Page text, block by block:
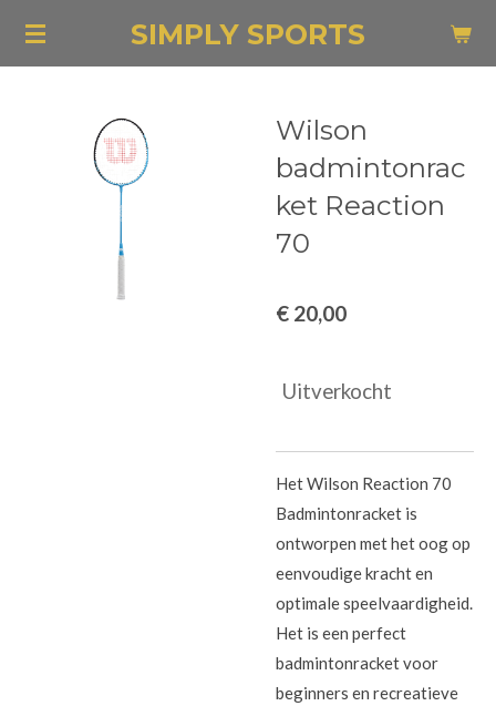
Ga
hoofdinhoud
SIMPLY SPORTS
Wilson
badmintonrac
ket Reaction
70
€ 20,00
Uitverkocht
Het Wilson Reaction 70
Badmintonracket is
ontworpen met het oog op
eenvoudige kracht en
optimale speelvaardigheid.
Het is een perfect
badmintonracket voor
beginners en recreatieve